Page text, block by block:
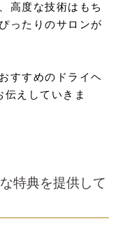
高度な技術はもち
ったりのサロンが
すすめのドライヘ
伝えしていきま
特典を提供して